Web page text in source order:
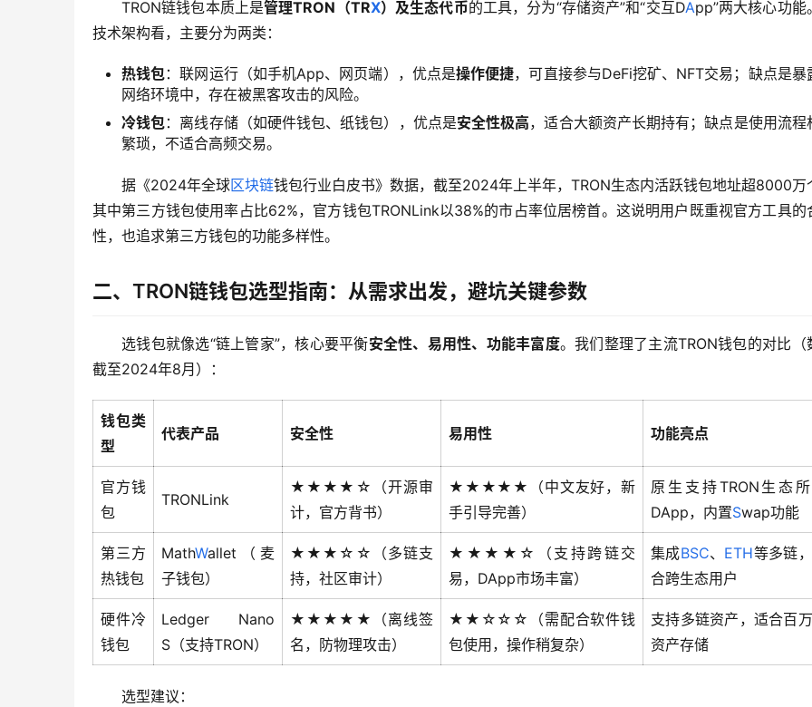
TRON链钱包本质上是管理TRON（TRX）及生态代币的工具，分为“存储资产”和“交互DApp”两大核心功能
技术架构看，主要分为两类：
热钱包：联网运行（如手机App、网页端），优点是操作便捷，可直接参与DeFi挖矿、NFT交易；缺点是暴
网络环境中，存在被黑客攻击的风险。
冷钱包：离线存储（如硬件钱包、纸钱包），优点是安全性极高，适合大额资产长期持有；缺点是使用流程
繁琐，不适合高频交易。
据《2024年全球区块链钱包行业白皮书》数据，截至2024年上半年，TRON生态内活跃钱包地址超8000万
其中第三方钱包使用率占比62%，官方钱包TRONLink以38%的市占率位居榜首。这说明用户既重视官方工具的
性，也追求第三方钱包的功能多样性。
二、TRON链钱包选型指南：从需求出发，避坑关键参数
选钱包就像选“链上管家”，核心要平衡安全性、易用性、功能丰富度。我们整理了主流TRON钱包的对比（
截至2024年8月）：
钱包类
型
代表产品 安全性 易用性 功能亮点
官方钱
包
TRONLink
★★★★☆（开源审
计，官方背书）
★★★★★（中文友好，新
手引导完善）
原生支持TRON生态
DApp，内置Swap功能
第三方
热钱包
MathWallet（麦
子钱包）
★★★☆☆（多链支
持，社区审计）
★★★★☆（支持跨链交
易，DApp市场丰富）
集成BSC、 ETH等多链
合跨生态用户
硬件冷
钱包
Ledger Nano
S（支持TRON）
★★★★★（离线签
名，防物理攻击）
★★☆☆☆（需配合软件钱
包使用，操作稍复杂）
支持多链资产，适合百
资产存储
选型建议：